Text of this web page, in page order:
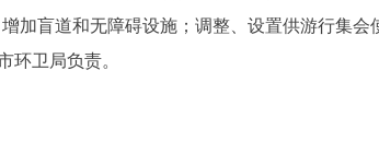
加盲道和无障碍设施；调整、设置供游行集
环卫局负责。